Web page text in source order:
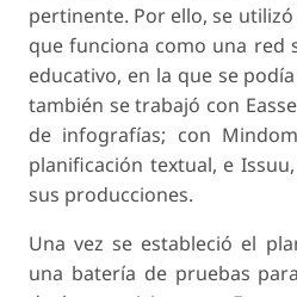
pertinente. Por ello, se
que funciona como una red
educativo, en la que se
también se trabajó con
de infografías; con
planificación textual, e
sus producciones.
Una vez se estableció el
una batería de pruebas